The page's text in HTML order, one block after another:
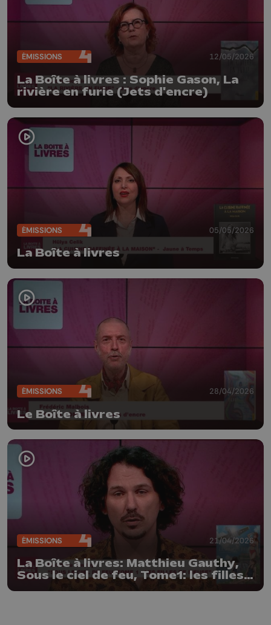
ÉMISSIONS 12/05/2026
La Boîte à livres : Sophie Gason, La
rivière en furie (Jets d'encre)
ÉMISSIONS 05/05/2026
La Boîte à livres
ÉMISSIONS 28/04/2026
Le Boîte à livres
ÉMISSIONS 21/04/2026
La Boîte à livres: Matthieu Gauthy,
Sous le ciel de feu, Tome1: les filles